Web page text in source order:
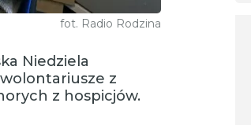
fot. Radio Rodzina
Niedziela
z
z hospicjów.